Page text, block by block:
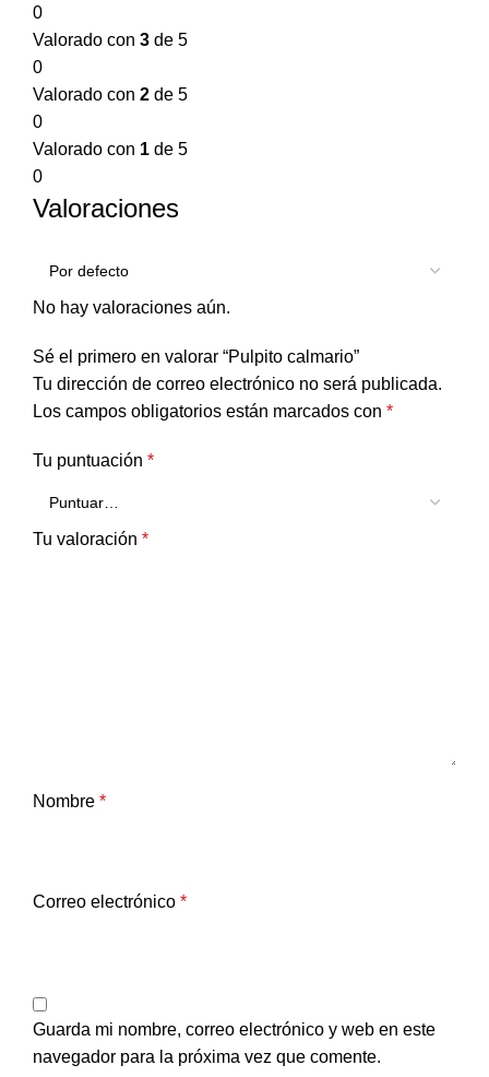
0
Valorado con 3 de 5
0
Valorado con 2 de 5
0
Valorado con 1 de 5
0
Valoraciones
No hay valoraciones aún.
Sé el primero en valorar “Pulpito calmario”
Tu dirección de correo electrónico no será publicada.
Los campos obligatorios están marcados con *
Tu puntuación *
Tu valoración *
Nombre *
Correo electrónico *
Guarda mi nombre, correo electrónico y web en este
navegador para la próxima vez que comente.